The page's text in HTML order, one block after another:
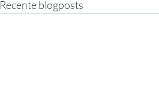
Recente blogposts